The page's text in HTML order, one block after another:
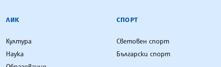
ЛИК
Култура
Наука
СПОРТ
Световен спорт
Български спорт